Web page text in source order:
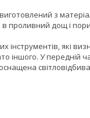
виготовлений з
проливний дощ і
інструментів, які
іншого. У